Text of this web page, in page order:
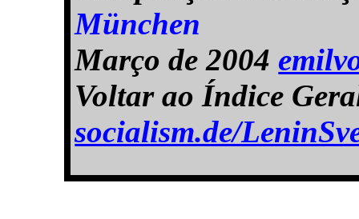
München
Março de 2004
Voltar ao Índice
socialism.de/